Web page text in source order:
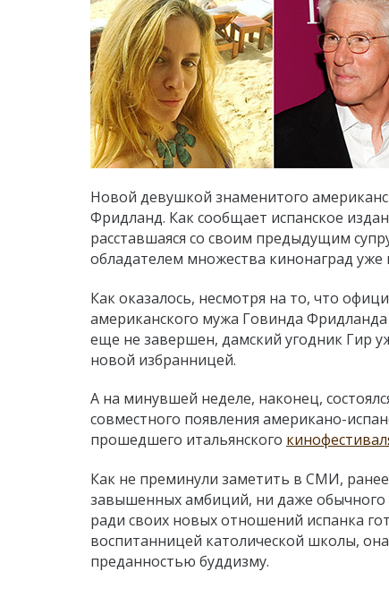
Новой девушкой знаменитого
Фридланд. Как сообщает испанское
расставшаяся со своим предыдущим
обладателем множества кинонаград уже
Как оказалось, несмотря на то, что
американского мужа Говинда
еще не завершен, дамский угодник Гир
новой избранницей.
А на минувшей неделе, наконец,
совместного появления американо-
прошедшего итальянского
Как не преминули заметить в СМИ,
завышенных амбиций, ни даже обычного
ради своих новых отношений испанка
воспитанницей католической школы,
преданностью буддизму.